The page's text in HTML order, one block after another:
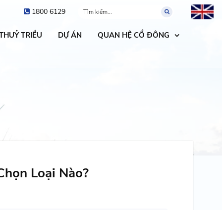
1800 6129
TRIỀU DỰ ÁN QUAN HỆ CỔ ĐÔNG
Loại Nào?